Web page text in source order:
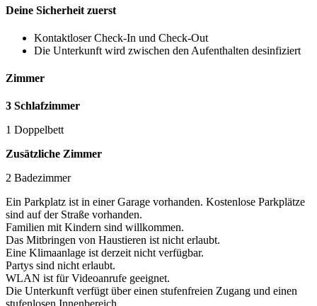
Deine Sicherheit zuerst
Kontaktloser Check-In und Check-Out
Die Unterkunft wird zwischen den Aufenthalten desinfiziert
Zimmer
3 Schlafzimmer
1 Doppelbett
Zusätzliche Zimmer
2 Badezimmer
Ein Parkplatz ist in einer Garage vorhanden. Kostenlose Parkplätze
sind auf der Straße vorhanden.
Familien mit Kindern sind willkommen.
Das Mitbringen von Haustieren ist nicht erlaubt.
Eine Klimaanlage ist derzeit nicht verfügbar.
Partys sind nicht erlaubt.
WLAN ist für Videoanrufe geeignet.
Die Unterkunft verfügt über einen stufenfreien Zugang und einen